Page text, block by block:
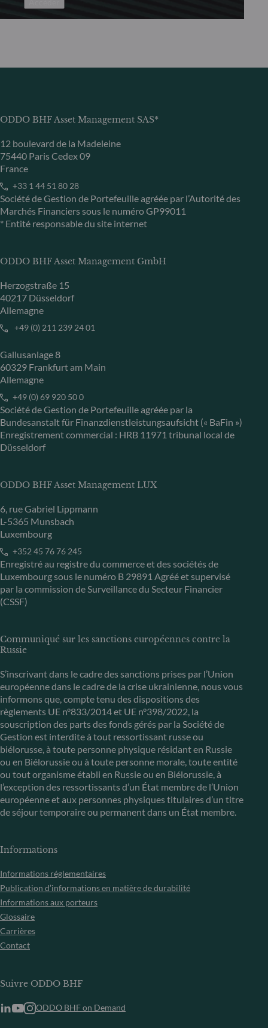
ODDO BHF Asset Management SAS*
12 boulevard de la Madeleine
75440 Paris Cedex 09
France
+33 1 44 51 80 28
Société de Gestion de Portefeuille agréée par l’Autorité des
Marchés Financiers sous le numéro GP99011
* Entité responsable du site internet
ODDO BHF Asset Management GmbH
Herzogstraße 15
40217 Düsseldorf
Allemagne
+49 (0) 211 239 24 01
Gallusanlage 8
60329 Frankfurt am Main
Allemagne
+49 (0) 69 920 50 0
Société de Gestion de Portefeuille agréée par la
Bundesanstalt für Finanzdienstleistungsaufsicht (« BaFin »)
Enregistrement commercial : HRB 11971 tribunal local de
Düsseldorf
ODDO BHF Asset Management LUX
6, rue Gabriel Lippmann
L-5365 Munsbach
Luxembourg
+352 45 76 76 245
Enregistré au registre du commerce et des sociétés de
Luxembourg sous le numéro B 29891 Agréé et supervisé
par la commission de Surveillance du Secteur Financier
(CSSF)
Communiqué sur les sanctions européennes contre la
Russie
S’inscrivant dans le cadre des sanctions prises par l’Union
européenne dans le cadre de la crise ukrainienne, nous vous
informons que, compte tenu des dispositions des
règlements UE n°833/2014 et UE n°398/2022, la
souscription des parts des fonds gérés par la Société de
Gestion est interdite à tout ressortissant russe ou
biélorusse, à toute personne physique résidant en Russie
ou en Biélorussie ou à toute personne morale, toute entité
ou tout organisme établi en Russie ou en Biélorussie, à
l’exception des ressortissants d’un État membre de l’Union
européenne et aux personnes physiques titulaires d’un titre
de séjour temporaire ou permanent dans un État membre.
Informations
Informations réglementaires
Publication d’informations en matière de durabilité
Informations aux porteurs
Glossaire
Carrières
Contact
Suivre ODDO BHF
ODDO BHF on Demand